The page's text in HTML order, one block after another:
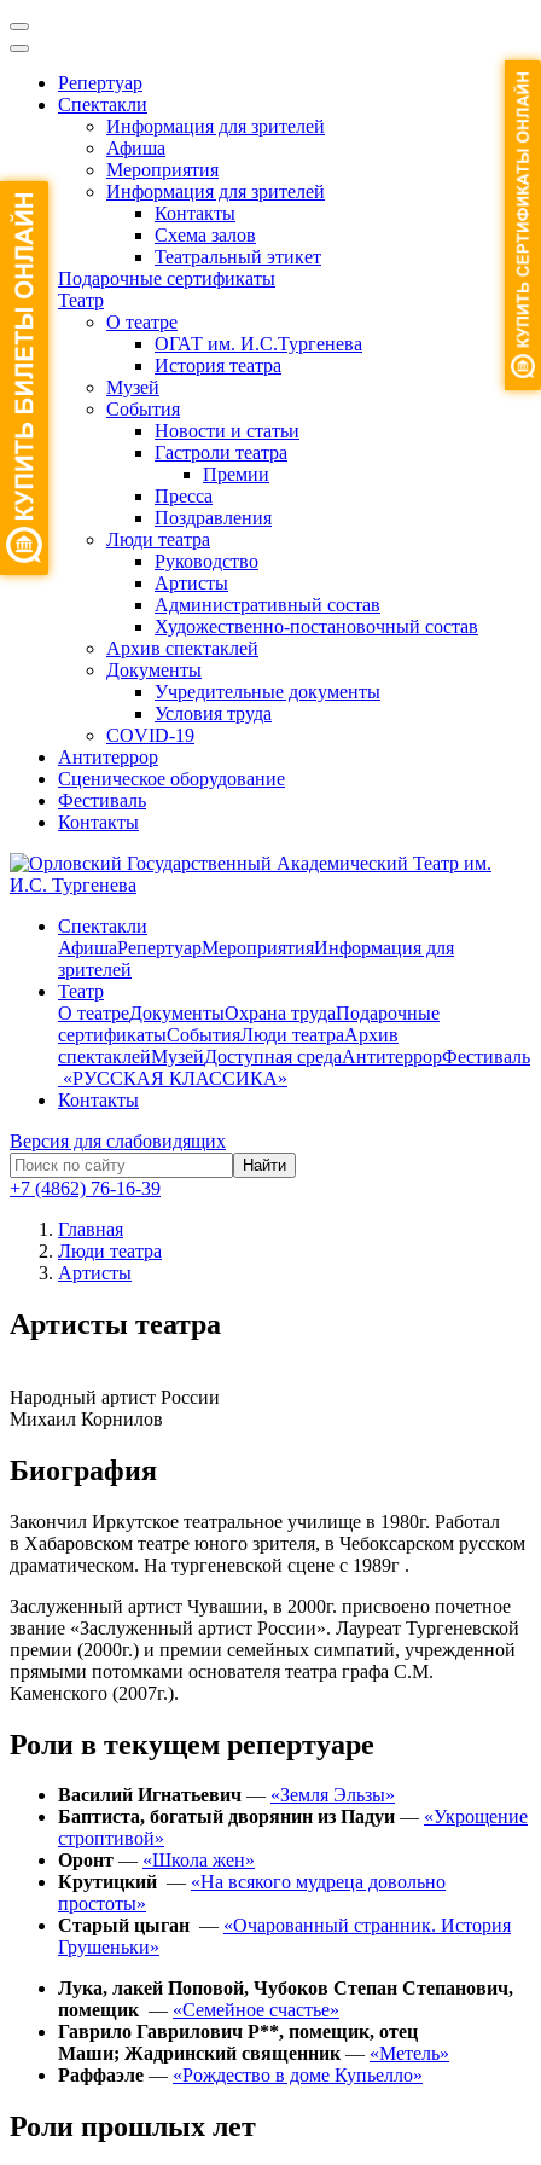
Репертуар
Спектакли
Информация для зрителей
Афиша
Мероприятия
Информация для зрителей
Контакты
Схема залов
Театральный этикет
Подарочные сертификаты
Театр
О театре
ОГАТ им. И.С.Тургенева
История театра
Музей
События
Новости и статьи
Гастроли театра
Премии
Пресса
Поздравления
Люди театра
Руководство
Артисты
Административный состав
Художественно-постановочный состав
Архив спектаклей
Документы
Учредительные документы
Условия труда
COVID-19
Антитеррор
Сценическое оборудование
Фестиваль
Контакты
Спектакли
АфишаРепертуарМероприятияИнформация для
зрителей
Театр
О театреДокументыОхрана трудаПодарочные
сертификатыСобытияЛюди театраАрхив
спектаклейМузейДоступная средаАнтитеррорФестиваль
​ «РУССКАЯ КЛАССИКА»
Контакты
Версия для слабовидящих
Найти
+7 (4862) 76-16-39
Главная
Люди театра
Артисты
Артисты театра
Народный артист России
Михаил Корнилов
Биография
Закончил Иркутское театральное училище в 1980г. Работал
в Хабаровском театре юного зрителя, в Чебоксарском русском
драматическом. На тургеневской сцене с 1989г .
Заслуженный артист Чувашии, в 2000г. присвоено почетное
звание «Заслуженный артист России». Лауреат Тургеневской
премии (2000г.) и премии семейных симпатий, учрежденной
прямыми потомками основателя театра графа С.М.
Каменского (2007г.).
Роли в текущем репертуаре
Василий Игнатьевич — «Земля Эльзы»
Баптиста, богатый дворянин из Падуи — «Укрощение
строптивой»
Оронт — «Школа жен»
Крутицкий — «На всякого мудреца довольно
простоты»
Старый цыган — «Очарованный странник. История
Грушеньки»
Лука, лакей Поповой, Чубоков Степан Степанович,
помещик — «Семейное счастье»
Гаврило Гаврилович Р**, помещик, отец
Маши; Жадринский священник— «Метель»
Раффаэле — «Рождество в доме Купьелло»
Роли прошлых лет